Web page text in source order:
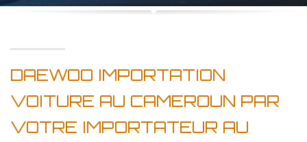
DAEWOO IMPORTATION
VOITURE AU CAMEROUN PAR
VOTRE IMPORTATEUR AU